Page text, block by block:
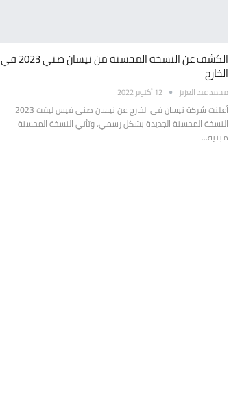
الكشف عن النسخة المحسنة من نيسان صني 2023 في
الخارج
محمد عبد العزيز 12 أكتوبر 2022
أعلنت شركة نيسان في الخارج عن نيسان صني فيس ليفت 2023
النسخة المحسنة الجديدة بشكل رسمي، وتأتي النسخة المحسنة
مبنية…